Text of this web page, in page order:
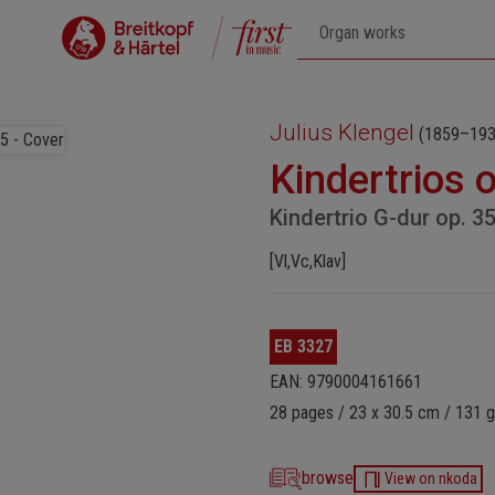
Julius Klengel
Kindertrios
Kindertrio G-dur op.
[Vl,Vc,Klav]
EB 3327
EAN: 9790004161661
28 pages / 23 x 30.5 cm / 131
browse View on nkoda